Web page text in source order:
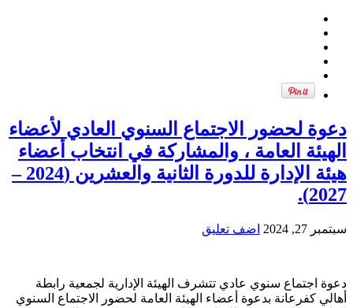
دعوة لحضور الاجتماع السنوي العادي لأعضاء
الهيئة العامة ، والمشاركة في انتخاب أعضاء
هيئة الإدارة للدورة الثانية والعشرين (2024 –
2027).
سبتمبر 27, 2024 اضف تعليق
دعوة اجتماع سنوي عادي تتشرف الهيئة الإدارية لجمعية رابطة
أهالي كفرعانة بدعوة أعضاء الهيئة العامة لحضور الاجتماع السنوي